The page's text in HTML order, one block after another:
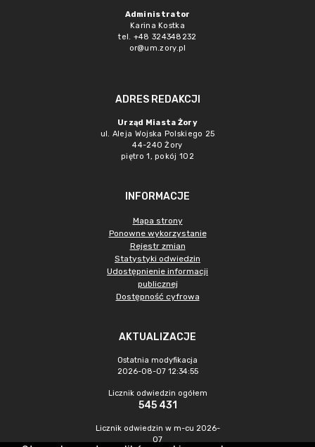
Administrator
Karina Kostka
tel. +48 324348232
or@um.zory.pl
ADRES REDAKCJI
Urząd Miasta Żory
ul. Aleja Wojska Polskiego 25
44-240 Żory
piętro 1, pokój 102
INFORMACJE
Mapa strony
Ponowne wykorzystanie
Rejestr zmian
Statystyki odwiedzin
Udostępnienie informacji
publicznej
Dostępność cyfrowa
AKTUALIZACJE
Ostatnia modyfikacja
2026-08-07 12:34:55
Licznik odwiedzin ogółem
545 431
Licznik odwiedzin w m-cu 2026-
07